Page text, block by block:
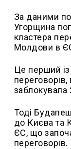
За даними
Угорщина
кластера
Молдови в
Це перший
заблокувала
Тоді
до Києва та
ЄС, що
переговорів.